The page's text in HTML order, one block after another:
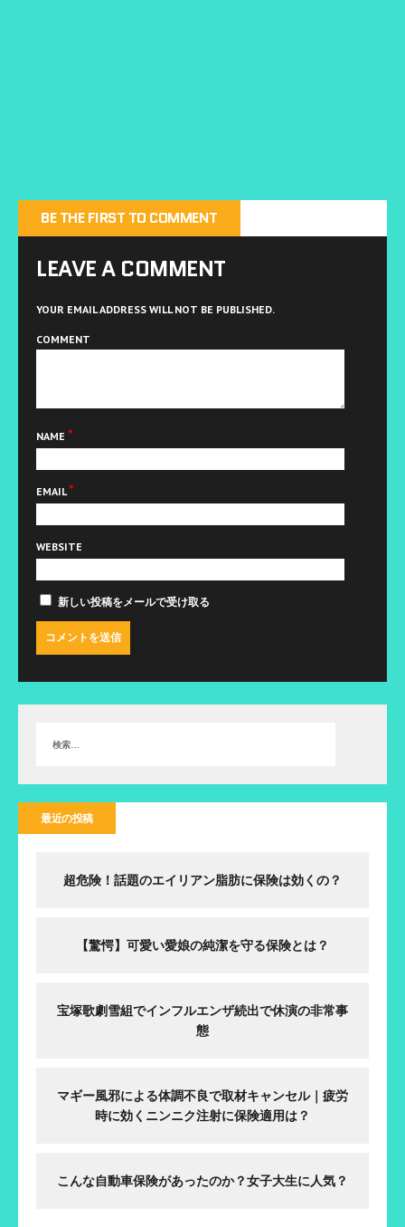
BE THE FIRST TO COMMENT
LEAVE A COMMENT
YOUR EMAIL ADDRESS WILL NOT BE PUBLISHED.
COMMENT
NAME *
EMAIL*
WEBSITE
新しい投稿をメールで受け取る
最近の投稿
超危険！話題のエイリアン脂肪に保険は効くの？
【驚愕】可愛い愛娘の純潔を守る保険とは？
宝塚歌劇雪組でインフルエンザ続出で休演の非常事
態
マギー風邪による体調不良で取材キャンセル｜疲労
時に効くニンニク注射に保険適用は？
こんな自動車保険があったのか？女子大生に人気？